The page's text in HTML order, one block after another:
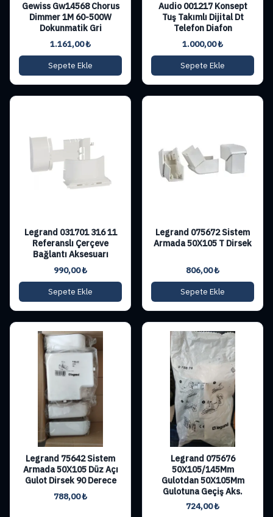
Gewiss Gw14568 Chorus
Dimmer 1M 60-500W
Dokunmatik Gri
1.161,00₺
Sepete Ekle
Audio 001217 Konsept
Tuş Takımlı Dijital Dt
Telefon Diafon
1.000,00₺
Sepete Ekle
Legrand 031701 316 11
Referanslı Çerçeve
Bağlantı Aksesuarı
990,00₺
Sepete Ekle
Legrand 075672 Sistem
Armada 50X105 T Dirsek
806,00₺
Sepete Ekle
Legrand 75642 Sistem
Armada 50X105 Düz Açı
Gulot Dirsek 90 Derece
788,00₺
Legrand 075676
50X105/145Mm
Gulotdan 50X105Mm
Gulotuna Geçiş Aks.
724,00₺